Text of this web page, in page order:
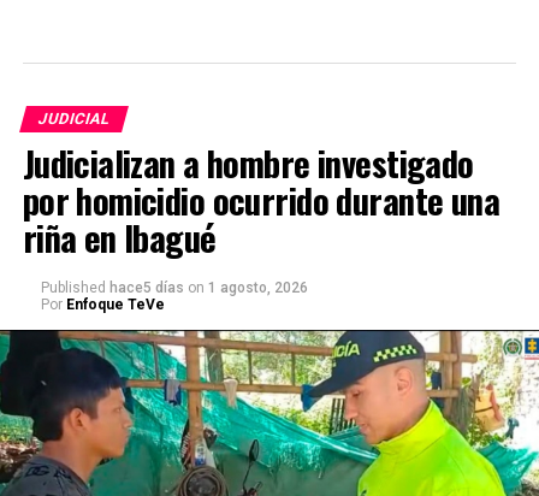
JUDICIAL
Judicializan a hombre investigado
por homicidio ocurrido durante una
riña en Ibagué
Published hace5 días on 1 agosto, 2026
Por Enfoque TeVe